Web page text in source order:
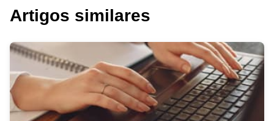
Artigos similares